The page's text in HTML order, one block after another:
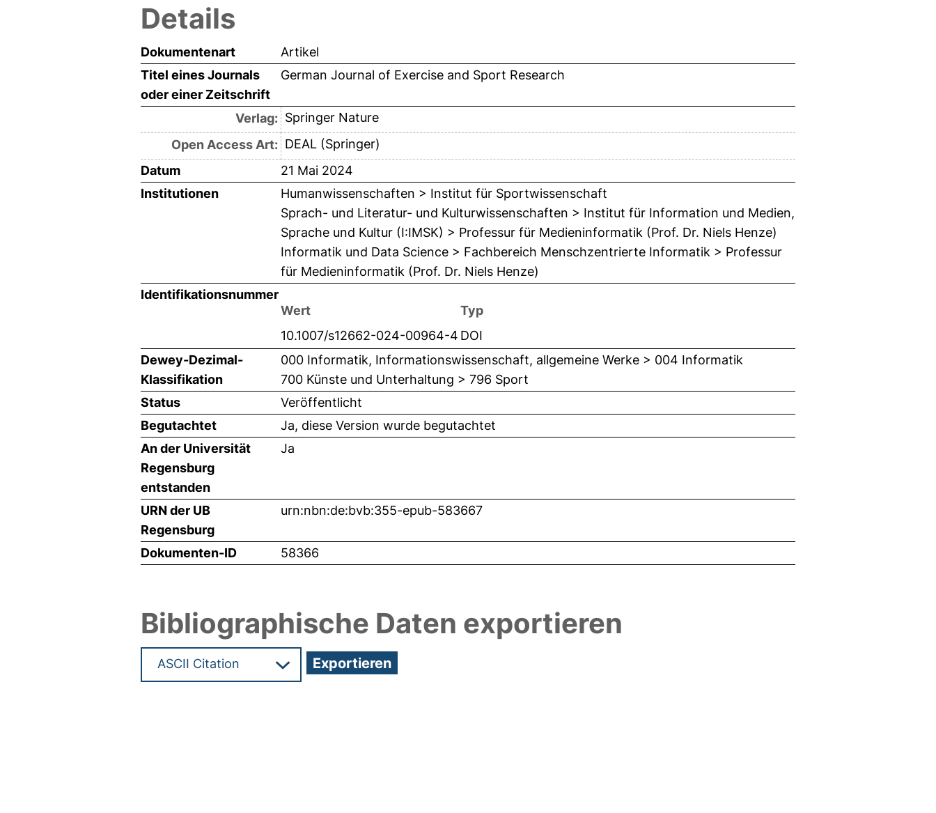
Details
Dokumentenart
Artikel
Titel eines Journals
oder einer Zeitschrift
German Journal of Exercise and Sport Research
Verlag: Springer Nature
Open Access Art: DEAL (Springer)
Datum
21 Mai 2024
Institutionen
Humanwissenschaften > Institut für Sportwissenschaft
Sprach- und Literatur- und Kulturwissenschaften > Institut für Information und Medien,
Sprache und Kultur (I:IMSK) > Professur für Medieninformatik (Prof. Dr. Niels Henze)
Informatik und Data Science > Fachbereich Menschzentrierte Informatik > Professur
für Medieninformatik (Prof. Dr. Niels Henze)
Identifikationsnummer
Wert
Typ
10.1007/s12662-024-00964-4 DOI
Dewey-Dezimal-
Klassifikation
000 Informatik, Informationswissenschaft, allgemeine Werke > 004 Informatik
700 Künste und Unterhaltung > 796 Sport
Status
Veröffentlicht
Begutachtet
Ja, diese Version wurde begutachtet
An der Universität
Regensburg
entstanden
Ja
URN der UB
Regensburg
urn:nbn:de:bvb:355-epub-583667
Dokumenten-ID 58366
Bibliographische Daten exportieren